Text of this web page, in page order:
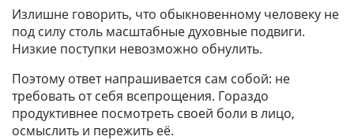
Излишне говорить, что обыкновенному человеку не
под силу столь масштабные духовные подвиги.
Низкие поступки невозможно обнулить.
Поэтому ответ напрашивается сам собой: не
требовать от себя всепрощения. Гораздо
продуктивнее посмотреть своей боли в лицо,
осмыслить и пережить её.